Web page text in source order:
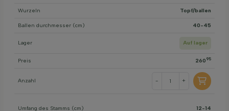
Wurzeln Topf/ballen
Ballen durchmesser (cm) 40-45
Lager Auf lager
Preis 260 95
Anzahl - +
Umfang des Stamms (cm) 12-14